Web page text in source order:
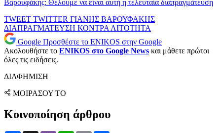
Βαρουφάκης: Θέλουμε να είναι αυτή η τελευταία διαπραγμάτευση
TWEET TWITTER ΓΙΑΝΗΣ ΒΑΡΟΥΦΑΚΗΣ
ΔΙΑΠΡΑΓΜΑΤΕΥΣΗ ΚΟΝΤΡΑ ΛΙΤΟΤΗΤΑ
Google Προσθέστε το ENIKOS στην Google
Ακολουθήστε το ENIKOS στο Google News και μάθετε πρώτοι
όλες τις ειδήσεις.
ΔΙΑΦΗΜΙΣΗ
ΜΟΙΡΑΣΟΥ ΤΟ
Κοινοποίηση άρθρου